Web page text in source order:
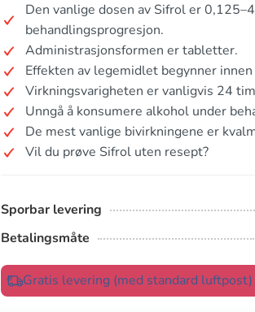
Den vanlige dosen av Sifrol er
behandlingsprogresjon.
Administrasjonsformen er tabletter.
Effekten av legemidlet begynner
Virkningsvarigheten er vanligvis 24
Unngå å konsumere alkohol under
De mest vanlige bivirkningene er
Vil du prøve Sifrol uten resept?
Sporbar levering
Betalingsmåte
Gratis levering (med standard